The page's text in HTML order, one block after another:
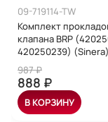
09-719114-TW
Комплект
клапана BRP
420250239) (Sinera)
987 ₽
888 ₽
В КОРЗИНУ